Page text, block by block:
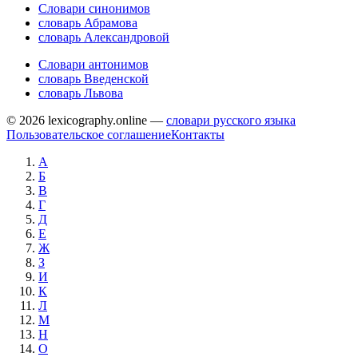
Словари синонимов
словарь Абрамова
словарь Александровой
Словари антонимов
словарь Введенской
словарь Львова
© 2026 lexicography.online — словари русского языка
Пользовательское соглашениеКонтакты
А
Б
В
Г
Д
Е
Ж
З
И
К
Л
М
Н
О